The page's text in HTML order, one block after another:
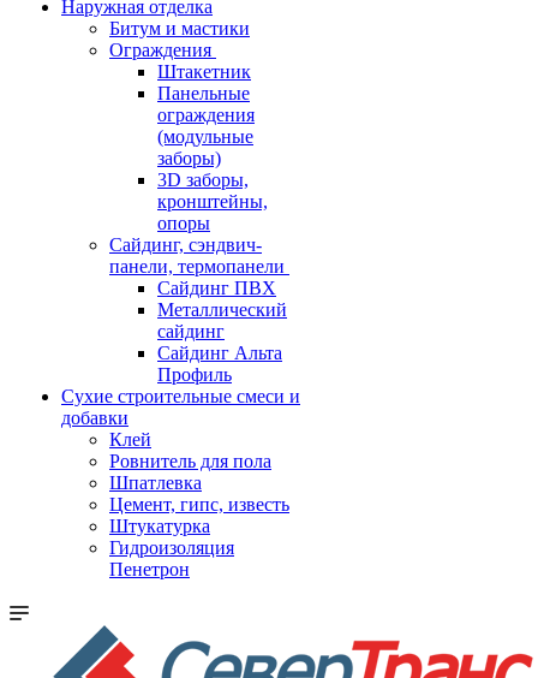
Наружная отделка
Битум и мастики
Ограждения
Штакетник
Панельные
ограждения
(модульные
заборы)
3D заборы,
кронштейны,
опоры
Cайдинг, сэндвич-
панели, термопанели
Сайдинг ПВХ
Металлический
сайдинг
Сайдинг Альта
Профиль
Сухие строительные смеси и
добавки
Клей
Ровнитель для пола
Шпатлевка
Цемент, гипс, известь
Штукатурка
Гидроизоляция
Пенетрон